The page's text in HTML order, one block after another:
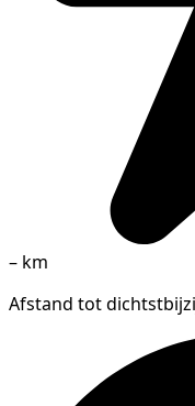
– km
Afstand tot